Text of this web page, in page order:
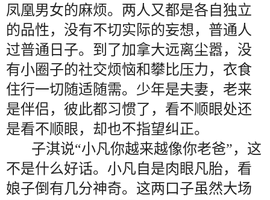
凤凰男女的麻烦。两人又都是各自独立
的品性，没有不切实际的妄想，普通人
过普通日子。到了加拿大远离尘嚣，没
有小圈子的社交烦恼和攀比压力，衣食
住行一切随适随需。少年是夫妻，老来
是伴侣，彼此都习惯了，看不顺眼处还
是看不顺眼，却也不指望纠正。
子淇说“小凡你越来越像你老爸”，这
不是什么好话。小凡自是肉眼凡胎，看
娘子倒有几分神奇。这两口子虽然大场